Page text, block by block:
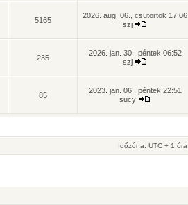
5165
2026. aug. 06., csütörtök 17:06
szj
235
2026. jan. 30., péntek 06:52
szj
85
2023. jan. 06., péntek 22:51
sucy
Időzóna: UTC + 1 óra